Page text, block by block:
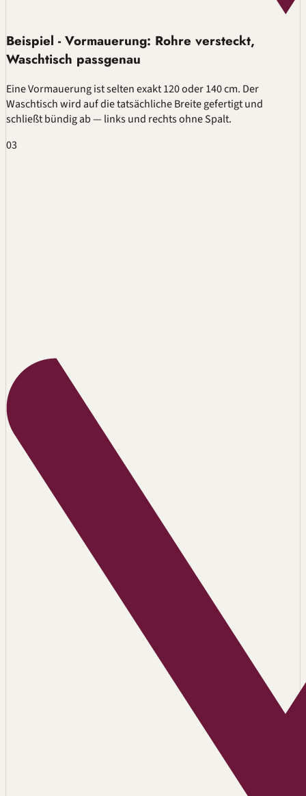
Beispiel - Vormauerung: Rohre versteckt,
Waschtisch passgenau
Eine Vormauerung ist selten exakt 120 oder 140 cm. Der
Waschtisch wird auf die tatsächliche Breite gefertigt und
schließt bündig ab — links und rechts ohne Spalt.
03